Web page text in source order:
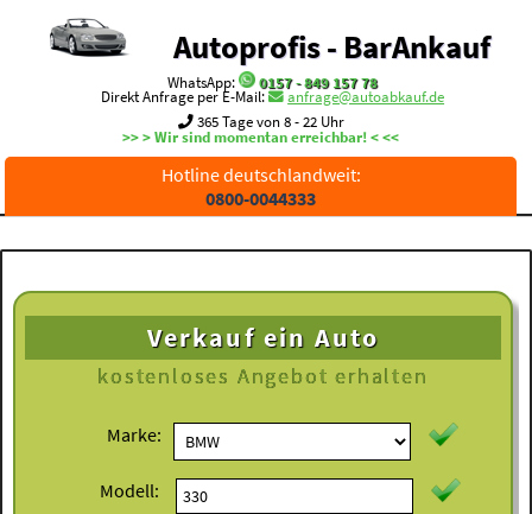
Autoprofis - BarAnkauf
WhatsApp:
0157 - 849 157 78
Direkt Anfrage per E-Mail:
anfrage@autoabkauf.de
365 Tage von 8 - 22 Uhr
>> > Wir sind momentan erreichbar! < <<
Hotline deutschlandweit:
0800-0044333
Verkauf ein Auto
kostenloses Angebot erhalten
Marke:
Modell: